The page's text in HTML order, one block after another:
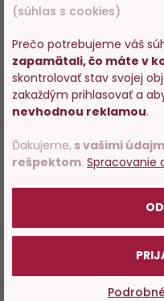
(súhlas s cookies)
Prečo potrebujeme váš
zapamätali, čo máte v
skontrolovať stav svojej
zakaždým prihlasovať a
nevhodnou reklamou.
Ďakujeme, s vašimi
rešpektom. Spracovanie
potvrďte,